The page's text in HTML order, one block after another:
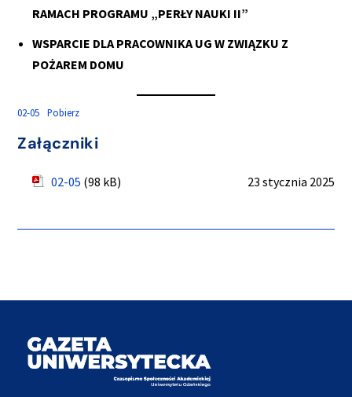
RAMACH PROGRAMU „PERŁY NAUKI II”
WSPARCIE DLA PRACOWNIKA UG W ZWIĄZKU Z
POŻAREM DOMU
02-05 Pobierz
Załączniki
02-05 (98 kB) 23 stycznia 2025